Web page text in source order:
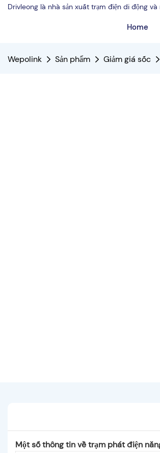
Drivleong là nhà sản xuất trạm điện di động
Home
Wepolink Sản phẩm Giảm giá sốc
Một số thông tin về trạm phát điện